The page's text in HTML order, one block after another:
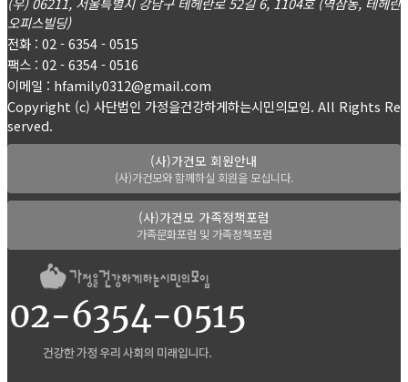
오피스빌딩)
전화 : 02 - 6354 - 0515
팩스 : 02 - 6354 - 0516
이메일 : hfamily0312@gmail.com
Copyright (c) 사단법인 가정을건강하게하는시민의모임. All Rights Re
served.
(사)가건모 회원안내
(사)가건모와 함께하실 회원을 모십니다.
(사)가건모 가족정책포럼
가족문화포럼 및 가족정책포럼